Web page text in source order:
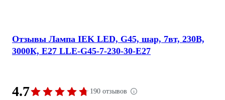
Отзывы Лампа IEK LED, G45, шар, 7вт, 230В,
3000К, E27 LLE-G45-7-230-30-E27
4.7 190 отзывов